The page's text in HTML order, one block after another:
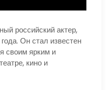
российский актер,
Он стал известен
своим ярким и
кино и